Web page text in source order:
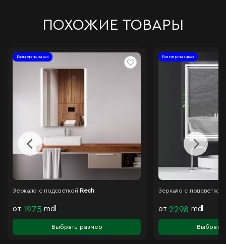
ПОХОЖИЕ ТОВАРЫ
Размер на заказ
Зеркало с подсветкой Rech
от 1975 mdl
Выбрать размер
Размер на заказ
Зеркало с подсветкой
от 2298 mdl
Выбрать